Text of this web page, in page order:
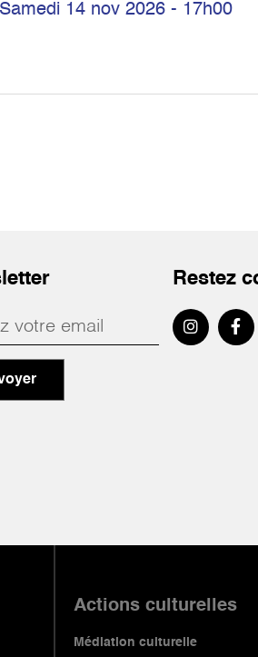
Samedi 14 nov 2026 - 17h00
Restez
Actions culturelles
Médiation culturelle